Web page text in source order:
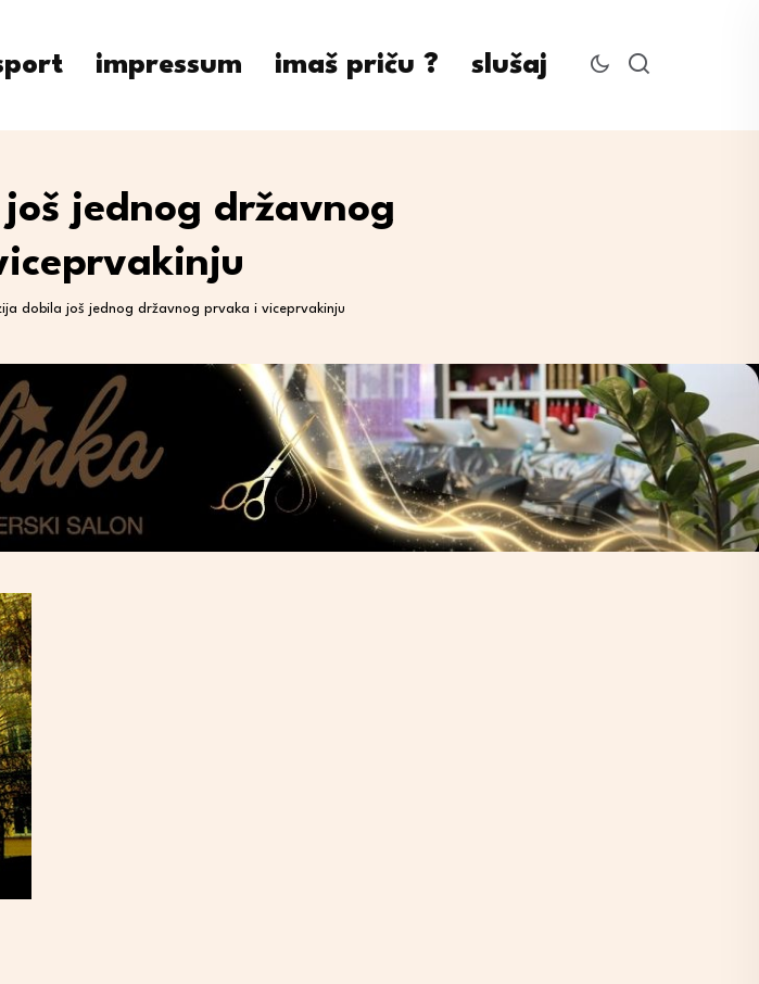
impressum imaš priču ? slušaj
jednog državnog
dobila još jednog državnog prvaka i viceprvakinju